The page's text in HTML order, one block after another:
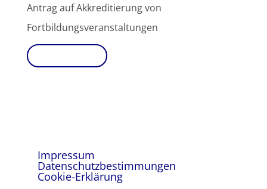
Antrag auf Akkreditierung von
Fortbildungsveranstaltungen
Impressum
Datenschutzbestimmungen
Cookie-Erklärung